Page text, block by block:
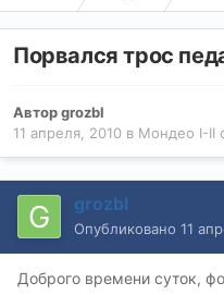
Порвался трос
Авторgrozbl
11 апреля, 2010 в Мондео I-II
grozbl
Опубликовано 11
Доброго времени суток,